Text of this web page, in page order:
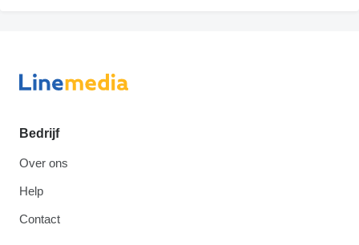
Bedrijf
Over ons
Help
Contact